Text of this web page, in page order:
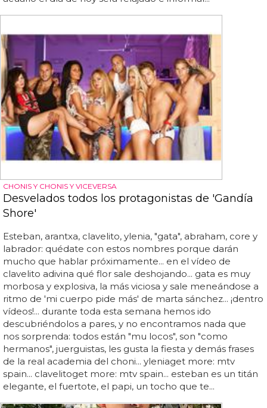
CHONIS Y CHONIS Y VICEVERSA
Desvelados todos los protagonistas de 'Gandía
Shore'
Esteban, arantxa, clavelito, ylenia, "gata", abraham, core y
labrador: quédate con estos nombres porque darán
mucho que hablar próximamente... en el vídeo de
clavelito adivina qué flor sale deshojando... gata es muy
morbosa y explosiva, la más viciosa y sale meneándose a
ritmo de 'mi cuerpo pide más' de marta sánchez... ¡dentro
vídeos!... durante toda esta semana hemos ido
descubriéndolos a pares, y no encontramos nada que
nos sorprenda: todos están "mu locos", son "como
hermanos", juerguistas, les gusta la fiesta y demás frases
de la real academia del choni... yleniaget more: mtv
spain... clavelitoget more: mtv spain... esteban es un titán
elegante, el fuertote, el papi, un tocho que te...